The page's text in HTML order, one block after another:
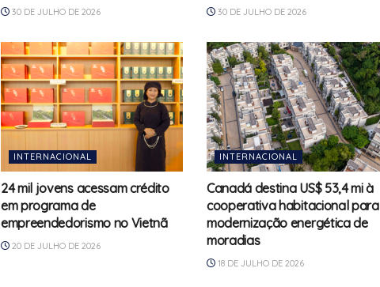
30 DE JULHO DE 2026 30 DE JULHO DE 2026
INTERNACIONAL
24 mil jovens acessam crédito
em programa de
empreendedorismo no Vietnã
20 DE JULHO DE 2026
INTERNACIONAL
Canadá destina US$ 53,4 mi à
cooperativa habitacional para
modernização energética de
moradias
18 DE JULHO DE 2026